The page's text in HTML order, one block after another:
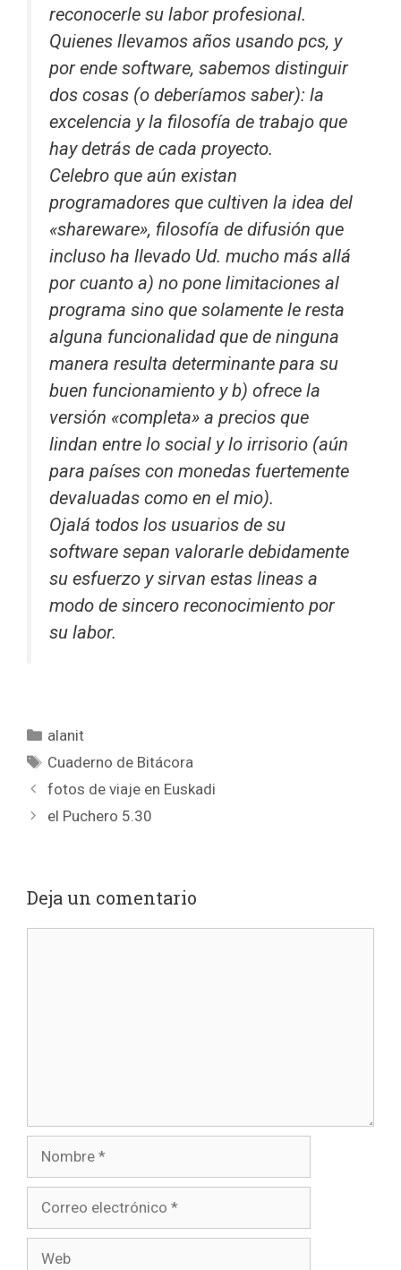
reconocerle su labor profesional.
Quienes llevamos años usando pcs, y
por ende software, sabemos distinguir
dos cosas (o deberíamos saber): la
excelencia y la filosofía de trabajo que
hay detrás de cada proyecto.
Celebro que aún existan
programadores que cultiven la idea del
«shareware», filosofía de difusión que
incluso ha llevado Ud. mucho más allá
por cuanto a) no pone limitaciones al
programa sino que solamente le resta
alguna funcionalidad que de ninguna
manera resulta determinante para su
buen funcionamiento y b) ofrece la
versión «completa» a precios que
lindan entre lo social y lo irrisorio (aún
para países con monedas fuertemente
devaluadas como en el mio).
Ojalá todos los usuarios de su
software sepan valorarle debidamente
su esfuerzo y sirvan estas lineas a
modo de sincero reconocimiento por
su labor.
Categorías
alanit
Etiquetas
Cuaderno de Bitácora
fotos de viaje en Euskadi
el Puchero 5.30
Deja un comentario